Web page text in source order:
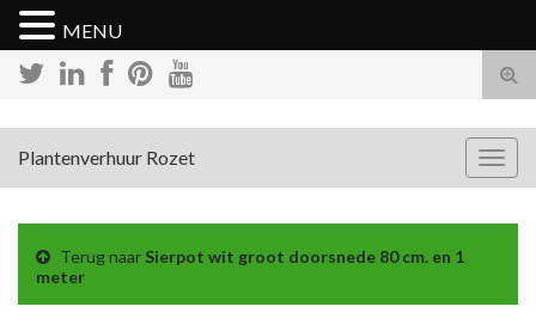
Plantenverhuur Rozet
Terug naar Sierpot wit groot doorsnede 80 cm. en 1
meter
MENU